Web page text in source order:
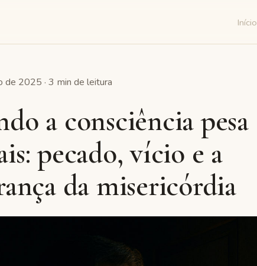
Início
de 2025 · 3 min de leitura
a consciência pesa
pecado, vício e a
da misericórdia